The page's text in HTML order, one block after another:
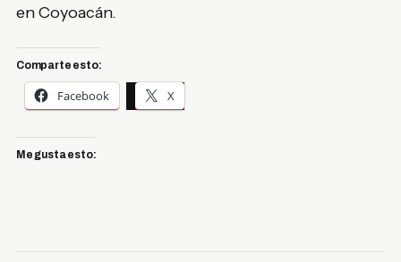
en Coyoacán.
Comparte esto:
Facebook X
Me gusta esto: